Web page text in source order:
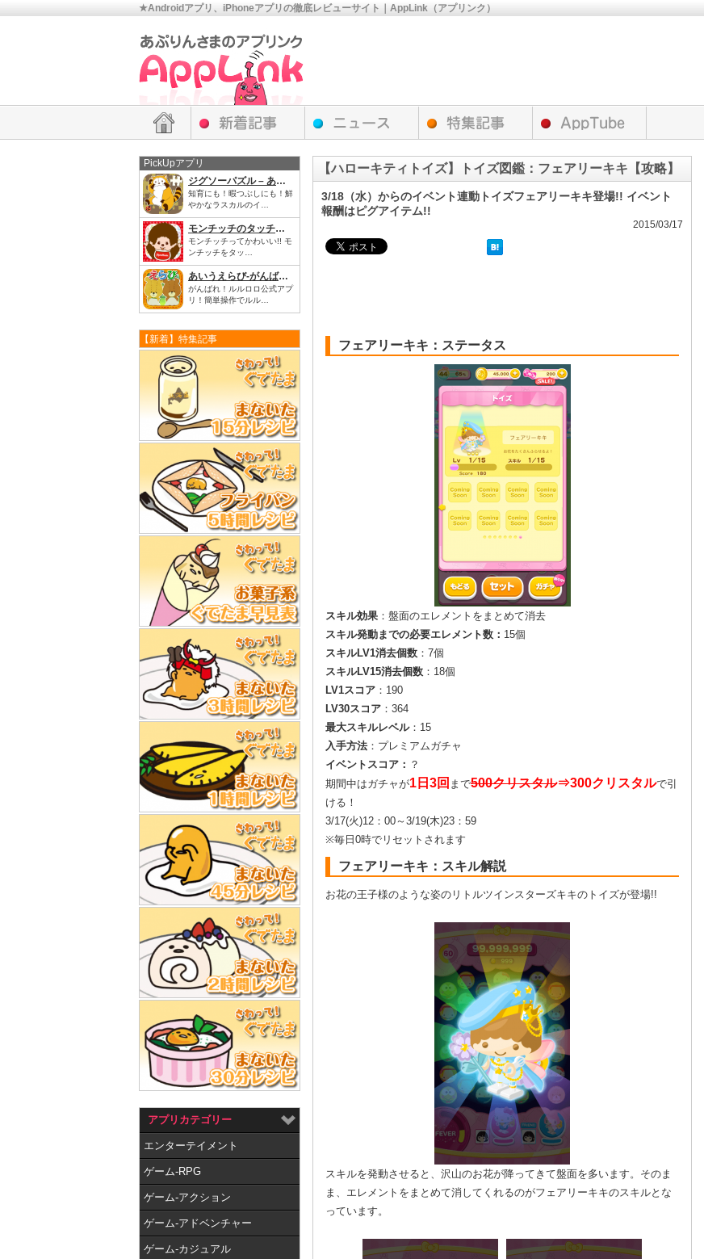
★Androidアプリ、iPhoneアプリの徹底レビューサイト｜AppLink（アプリンク）
PickUpアプリ
ジグソーパズル – あらいぐまラスカル｜世界名作劇場
知育にも！暇つぶしにも！鮮
やかなラスカルのイ…
モンチッチのタッチッチ
モンチッチってかわいい!! モ
ンチッチをタッ…
あいうえらび-がんばれ！ルルロロ
がんばれ！ルルロロ公式アプ
リ！簡単操作でルル…
【新着】特集記事
アプリカテゴリー
エンターテイメント
ゲーム-RPG
ゲーム-アクション
ゲーム-アドベンチャー
ゲーム-カジュアル
【ハローキティトイズ】トイズ図鑑：フェアリーキキ【攻略】
3/18（水）からのイベント連動トイズフェアリーキキ登場!! イベント
報酬はピグアイテム!!
2015/03/17
フェアリーキキ：ステータス
スキル効果 ：盤面のエレメントをまとめて消去
スキル発動までの必要エレメント数： 15個
スキルLV1消去個数 ：7個
スキルLV15消去個数 ：18個
LV1スコア ：190
LV30スコア ：364
最大スキルレベル：15
入手方法 ：プレミアムガチャ
イベントスコア： ？
期間中はガチャが1日3回 まで500クリスタル⇒300クリスタルで引
ける！
3/17(火)12：00～3/19(木)23：59
※毎日0時でリセットされます
フェアリーキキ：スキル解説
お花の王子様のような姿のリトルツインスターズキキのトイズが登場!!
スキルを発動させると、沢山のお花が降ってきて盤面を多います。そのま
ま、エレメントをまとめて消してくれるのがフェアリーキキのスキルとな
っています。